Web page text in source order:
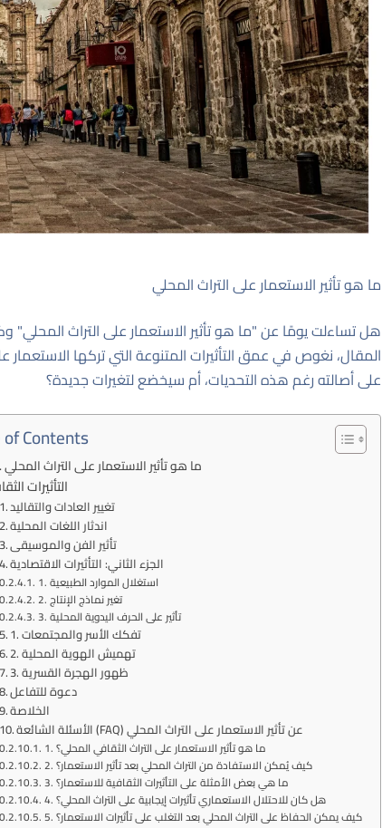
ما هو تأثير الاستعمار على التراث المحلي
هل تساءلت يومًا عن "ما هو تأثير الاستعمار على التراث المحلي"
المقال، نغوص في عمق التأثيرات المتنوعة التي تركها الاستعمار
على أصالته رغم هذه التحديات، أم سيخضع لتغيرات جديدة؟
Contents
ما هو تأثير الاستعمار على التراث المحلي
التأثيرات
تغيير العادات والتقاليد
اندثار اللغات المحلية
تأثير الفن والموسيقى
الجزء الثاني: التأثيرات الاقتصادية
1. استغلال الموارد الطبيعية
2. تغير نماذج الإنتاج
3. تأثير على الحرف اليدوية المحلية
1. تفكك الأسر والمجتمعات
2. تهميش الهوية المحلية
3. ظهور الهجرة القسرية
دعوة للتفاعل
الخلاصة
الأسئلة الشائعة (FAQ) عن تأثير الاستعمار على التراث المحلي
1. ما هو تأثير الاستعمار على التراث الثقافي المحلي؟
2. كيف يُمكن الاستفادة من التراث المحلي بعد تأثير الاستعمار؟
3. ما هي بعض الأمثلة على التأثيرات الثقافية للاستعمار؟
4. هل كان للاحتلال الاستعماري تأثيرات إيجابية على التراث المحلي؟
5. كيف يمكن الحفاظ على التراث المحلي بعد التغلب على تأثيرات الاستعمار؟